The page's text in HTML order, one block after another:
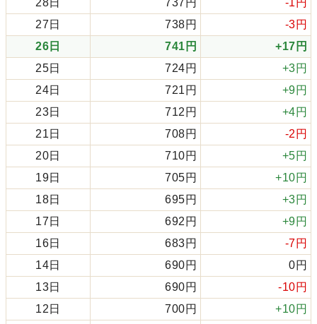
28日
737円
-1円
27日
738円
-3円
26日
741円
+17円
25日
724円
+3円
24日
721円
+9円
23日
712円
+4円
21日
708円
-2円
20日
710円
+5円
19日
705円
+10円
18日
695円
+3円
17日
692円
+9円
16日
683円
-7円
14日
690円
0円
13日
690円
-10円
12日
700円
+10円